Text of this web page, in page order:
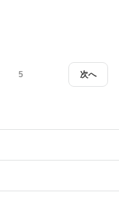
次へ
5